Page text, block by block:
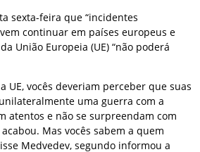
sexta-feira que “incidentes
continuar em países europeus e
União Europeia (UE) “não poderá
UE, vocês deveriam perceber que suas
uma guerra com a
atentos e não se surpreendam com
Mas vocês sabem a quem
Medvedev, segundo informou a